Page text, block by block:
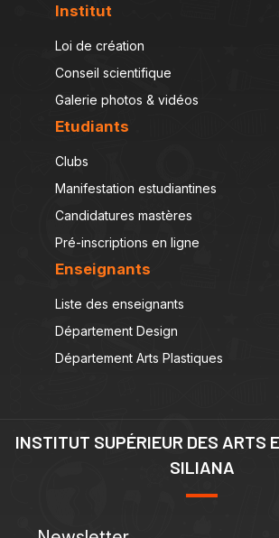
Institut
Loi de création
Conseil scientifique
Galerie photos & vidéos
Etudiants
Clubs
Manifestation estudiantines
Candidatures mastères
Pré-inscriptions en ligne
Enseignants
Liste des enseignants
Département Design
Département Arts Plastiques
INSTITUT SUPÉRIEUR DES ARTS
SILIANA